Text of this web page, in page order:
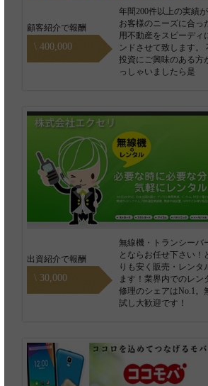
年間200件以上の実績
お客様のニーズに合っ
用不動産をスピーディ
ンドさせて致します。
投資にご興味のある方
っしゃいましたら是
\ 400,000
顧客紹介で報酬
無線機・トランシーバ
とならお任せ下さい！
りも安く販売・レンタ
ます！業界内でのレン
修理のシェアはNo.1。
試し大歓迎です！
\ 30,000
出資紹介で報酬